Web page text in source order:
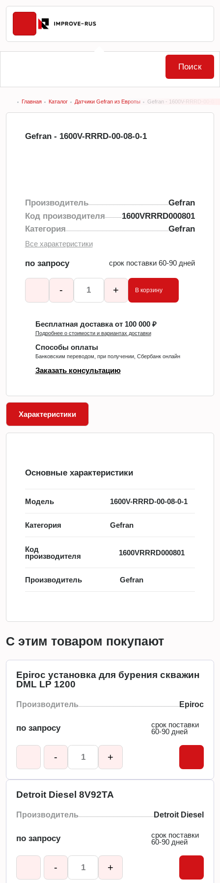
Главная Каталог Датчики Gefran из Европы Gefran - 1600V-RRRD-00-
Gefran - 1600V-RRRD-00-08-0-1
Производитель
Gefran
Код производителя
1600VRRRD000801
Категория
Gefran
Все характеристики
по запросу срок поставки 60-90 дней
- + В корзину
Бесплатная доставка от 100 000 ₽
Подробнее о стоимости и вариантах доставки
Способы оплаты
Банковским переводом, при получении, Сбербанк онлайн
Заказать консультацию
Характеристики
Основные характеристики
Модель 1600V-RRRD-00-08-0-1
Категория Gefran
Код
производителя
1600VRRRD000801
Производитель Gefran
С этим товаром покупают
Epiroc установка для бурения скважин
DML LP 1200
Производитель Epiroc
по запросу
срок поставки
60-90 дней
- +
Detroit Diesel 8V92TA
Производитель Detroit Diesel
по запросу
срок поставки
60-90 дней
- +
Поиск